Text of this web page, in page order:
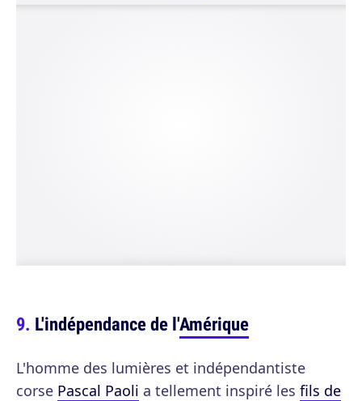
L'indépendance de l'Amérique
L'homme des lumières et indépendantiste
corse Pascal Paoli a tellement inspiré les fils de